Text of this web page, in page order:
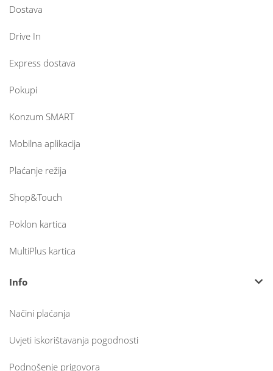
Dostava
Drive In
Express dostava
Pokupi
Konzum SMART
Mobilna aplikacija
Plaćanje režija
Shop&Touch
Poklon kartica
MultiPlus kartica
Info
Načini plaćanja
Uvjeti iskorištavanja pogodnosti
Podnošenje prigovora